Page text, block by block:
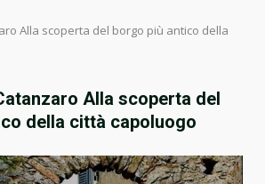
Alla scoperta del borgo più antico della
Alla scoperta del
della città capoluogo